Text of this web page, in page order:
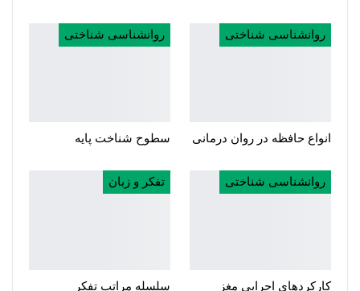
روانشناسی شناختی
انواع حافظه در روان درمانی
روانشناسی شناختی
سطوح شناخت پایه
روانشناسی شناختی
کارکردهای اجرایی مغز
تفکر و زبان
سلسله مراتب تفکر